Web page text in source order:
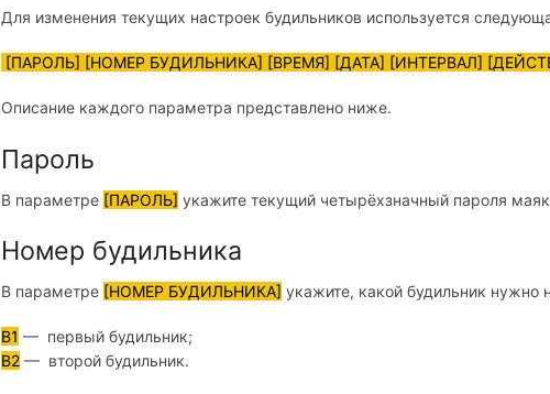
Для изменения текущих настроек будильников используется
[ПАРОЛЬ] [НОМЕР БУДИЛЬНИКА] [ВРЕМЯ] [ДАТА] [ИНТЕРВАЛ]
Описание каждого параметра представлено ниже.
Пароль
В параметре [ПАРОЛЬ] укажите текущий четырёхзначный пароля
Номер будильника
В параметре [НОМЕР БУДИЛЬНИКА] укажите, какой будильник нужно
B1 — первый будильник;
B2 — второй будильник.